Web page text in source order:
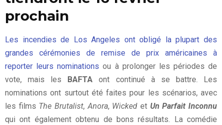
prochain
Les incendies de Los Angeles ont obligé la plupart des
grandes cérémonies de remise de prix américaines à
reporter leurs nominations ou à prolonger les périodes de
vote, mais les
BAFTA ont continué à se battre. Les
nominations ont surtout été faites pour les scénarios, avec
les films The Brutalist,Anora, Wicked et Un Parfait Inconnu
qui ont également obtenu de bons résultats. La comédie